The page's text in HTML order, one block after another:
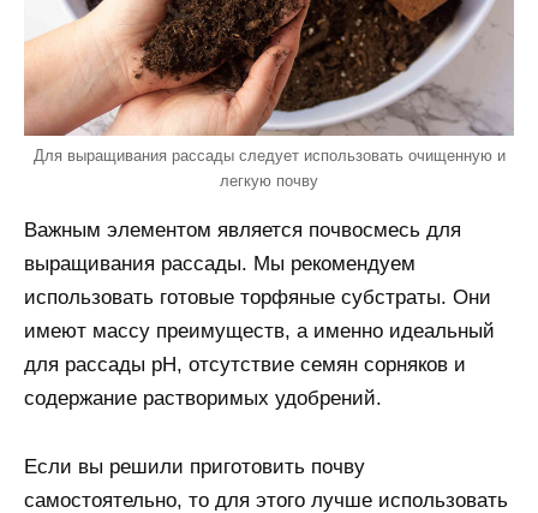
Для выращивания рассады следует использовать очищенную и
легкую почву
Важным элементом является почвосмесь для
выращивания рассады. Мы рекомендуем
использовать готовые торфяные субстраты. Они
имеют массу преимуществ, а именно идеальный
для рассады pH, отсутствие семян сорняков и
содержание растворимых удобрений.
Если вы решили приготовить почву
самостоятельно, то для этого лучше использовать